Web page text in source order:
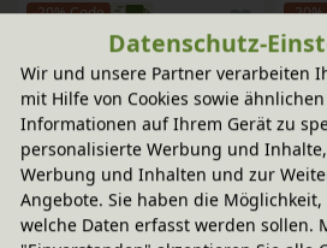
-20% Code
Jan Babywiege mit Matratze
659,90 €
-
mit
In
-20% Code
Paula Babybett 60x120 cm
mit Matratze
-
und
Datenschutz-
Wir und unsere Partner verarbeiten
mit Hilfe von Cookies sowie
Informationen auf Ihrem Gerät zu
personalisierte Werbung und
Werbung und Inhalten und zur
Angebote. Sie haben die
welche Daten erfasst werden sollen.